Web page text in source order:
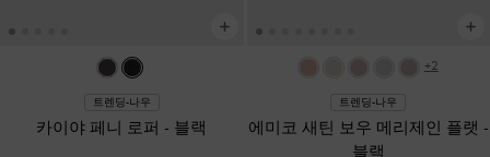
트렌딩-나우
카이야 페니 로퍼 - 블랙
+2
트렌딩-나우
에미코 새틴 보우 메리제인 플랫 -
블랙